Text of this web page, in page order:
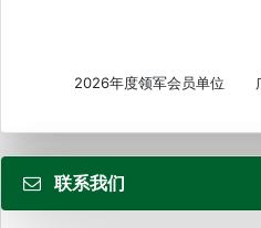
2026年度领军会员单位
联系我们